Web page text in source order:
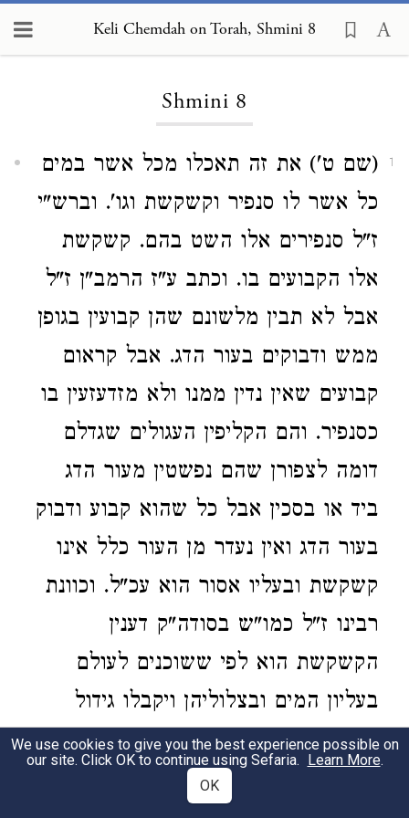
Keli Chemdah on Torah, Shmini 8
Shmini 8
1
(שם ט') את זה תאכלו מכל אשר במים
כל אשר לו סנפיר וקשקשת וגו'. וברש"י
ז"ל סנפירים אלו השט בהם. קשקשת
אלו הקבועים בו. וכתב ע"ז הרמב"ן ז"ל
אבל לא תבין מלשונם שהן קבועין בגופן
ממש ודבוקים בעור הדג. אבל קראום
קבועים שאין נדין ממנו ולא מזדעזעין בו
כסנפיר. והם הקליפין העגולים שגדלם
דומה לצפורן שהם נפשטין מעור הדג
ביד או בסכין אבל כל שהוא קבוע ודבוק
בעור הדג ואין נעדר מן העור כלל אינו
קשקשת ובעליו אסור הוא עכ"ל. וכוונת
רבינו ז"ל כמו"ש בסודה"ק דענין
הקשקשת הוא לפי ששוכנים לעולם
בעליון המים ובצלוליהן ויקבלו גידול
באויר הנכנס שם ולכן יש בהם קצת חום
דוחה מהם שפעת הליחות כאשר יעשה
We use cookies to give you the best experience possible on
our site. Click OK to continue using Sefaria. Learn More.
OK